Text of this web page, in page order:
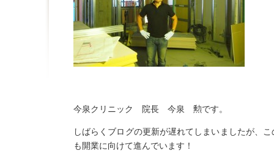
今泉クリニック 院長 今泉 勲です。
しばらくブログの更新が遅れてしまいましたが、
も開業に向けて進んでいます！